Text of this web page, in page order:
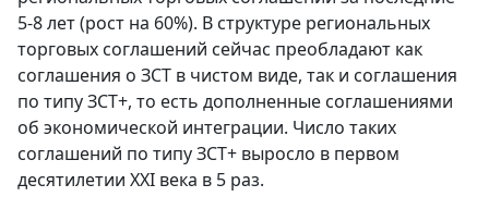
5-8 лет (рост на 60%). В структуре региональных
торговых соглашений сейчас преобладают как
соглашения о ЗСТ в чистом виде, так и соглашения
по типу ЗСТ+, то есть дополненные соглашениями
об экономической интеграции. Число таких
соглашений по типу ЗСТ+ выросло в первом
десятилетии XXI века в 5 раз.